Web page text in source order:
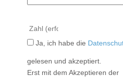
Ja, ich habe die
gelesen und akzeptiert.
Erst mit dem Akzeptieren der